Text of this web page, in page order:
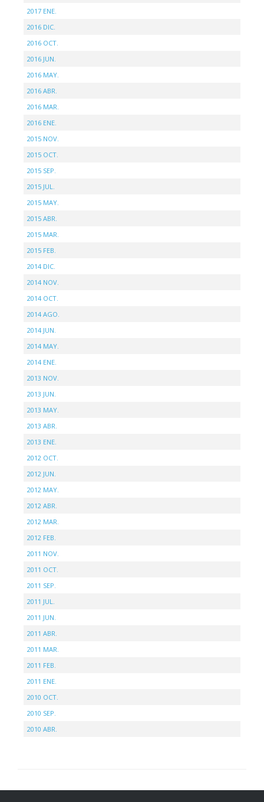
2017 ENE.
2016 DIC.
2016 OCT.
2016 JUN.
2016 MAY.
2016 ABR.
2016 MAR.
2016 ENE.
2015 NOV.
2015 OCT.
2015 SEP.
2015 JUL.
2015 MAY.
2015 ABR.
2015 MAR.
2015 FEB.
2014 DIC.
2014 NOV.
2014 OCT.
2014 AGO.
2014 JUN.
2014 MAY.
2014 ENE.
2013 NOV.
2013 JUN.
2013 MAY.
2013 ABR.
2013 ENE.
2012 OCT.
2012 JUN.
2012 MAY.
2012 ABR.
2012 MAR.
2012 FEB.
2011 NOV.
2011 OCT.
2011 SEP.
2011 JUL.
2011 JUN.
2011 ABR.
2011 MAR.
2011 FEB.
2011 ENE.
2010 OCT.
2010 SEP.
2010 ABR.